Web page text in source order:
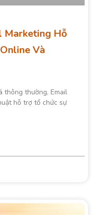
Marketing Hỗ
Và
thông thường, Email
hỗ trợ tổ chức sự